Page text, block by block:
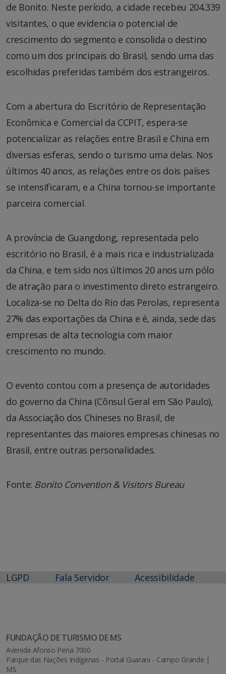
de Bonito. Neste período, a cidade recebeu 204.339
visitantes, o que evidencia o potencial de
crescimento do segmento e consolida o destino
como um dos principais do Brasil, sendo uma das
escolhidas preferidas também dos estrangeiros.
Com a abertura do Escritório de Representação
Econômica e Comercial da CCPIT, espera-se
potencializar as relações entre Brasil e China em
diversas esferas, sendo o turismo uma delas. Nos
últimos 40 anos, as relações entre os dois países
se intensificaram, e a China tornou-se importante
parceira comercial.
A província de Guangdong, representada pelo
escritório no Brasil, é a mais rica e industrializada
da China, e tem sido nos últimos 20 anos um pólo
de atração para o investimento direto estrangeiro.
Localiza-se no Delta do Rio das Perolas, representa
27% das exportações da China e é, ainda, sede das
empresas de alta tecnologia com maior
crescimento no mundo.
O evento contou com a presença de autoridades
do governo da China (Cônsul Geral em São Paulo),
da Associação dos Chineses no Brasil, de
representantes das maiores empresas chinesas no
Brasil, entre outras personalidades.
Fonte: Bonito Convention & Visitors Bureau
LGPD Fala Servidor Acessibilidade
FUNDAÇÃO DE TURISMO DE MS
Avenida Afonso Pena 7000
Parque das Nações Indígenas - Portal Guarani - Campo Grande |
MS